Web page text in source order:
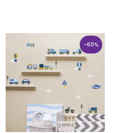
-60%
original
era:
R$ 49,90.
O
preço
atual
é: